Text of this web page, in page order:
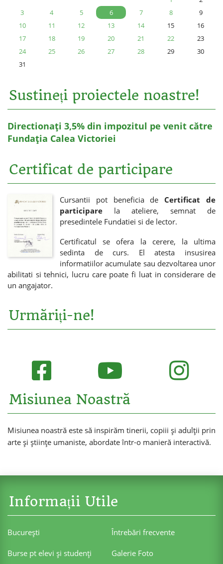
3
4 5 6 7 8
9
10
11 12 13 14 15
16
17
18 19 20 21 22
23
24
25 26 27 28 29
30
31
Sustineți proiectele noastre!
Directionați 3,5% din impozitul pe venit către
Fundația Calea Victoriei
Certificat de participare
Cursantii pot beneficia de Certificat de
participare la ateliere, semnat de
presedintele Fundatiei si de lector.
Certificatul se ofera la cerere, la ultima
sedinta de curs. El atesta insusirea
informatiilor acumulate sau dezvoltarea unor
abilitati si tehnici, lucru care poate fi luat in considerare de
un angajator.
Urmăriți-ne!
Misiunea Noastră
Misiunea noastră este să inspirăm tinerii, copiii și adulții prin
arte și științe umaniste, abordate într-o manieră interactivă.
Informații Utile
Bucureşti Întrebări frecvente
Burse pt elevi şi studenţi Galerie Foto